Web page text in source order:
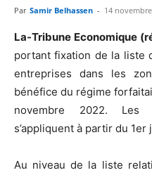
Par Samir Belhassen - 14
La-Tribune Economique
portant fixation de la liste
entreprises dans les
bénéfice du régime
novembre 2022. Les
s’appliquent à partir du 1er
Au niveau de la liste